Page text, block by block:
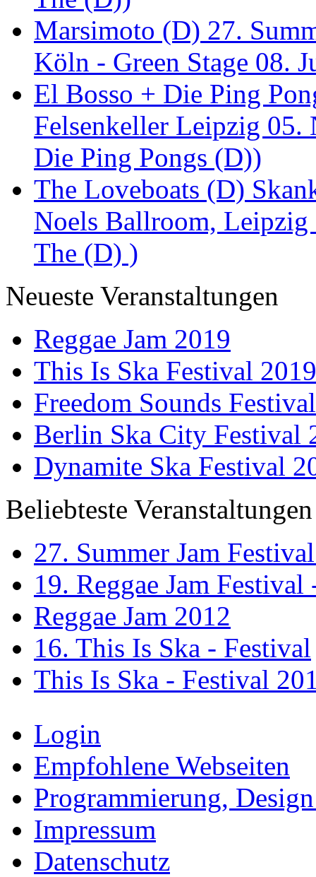
Marsimoto (D) 27.
Köln - Green Stage 08.
El Bosso + Die Ping
Felsenkeller Leipzig
Die Ping Pongs (D))
The Loveboats (D)
Noels Ballroom, Leipzig
The (D) )
Neueste Veranstaltungen
Reggae Jam 2019
This Is Ska Festival 2019
Freedom Sounds
Berlin Ska City Festival
Dynamite Ska Festival
Beliebteste Veranstaltungen
27. Summer Jam
19. Reggae Jam
Reggae Jam 2012
16. This Is Ska - Festival
This Is Ska - Festival
Login
Empfohlene Webseiten
Programmierung,
Impressum
Datenschutz